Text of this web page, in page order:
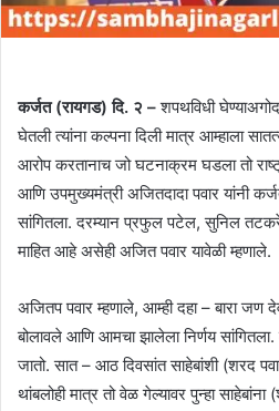
कर्जत (रायगड) दि. २ –शपथविधी
घेतली त्यांना कल्पना दिली मात्र आम्हाला
आरोप करतानाच जो घटनाक्रम घडला तो
आणि उपमुख्यमंत्री अजितदादा पवार यांनी
सांगितला. दरम्यान प्रफुल पटेल, सुनिल
माहित आहे असेही अजित पवार यावेळी म्हणाले.
अजितप पवार म्हणाले, आम्ही दहा – बारा जण
बोलावले आणि आमचा झालेला निर्णय
जातो. सात – आठ दिवसांत साहेबांशी (शरद
थांबलोही मात्र तो वेळ गेल्यावर पुन्हा